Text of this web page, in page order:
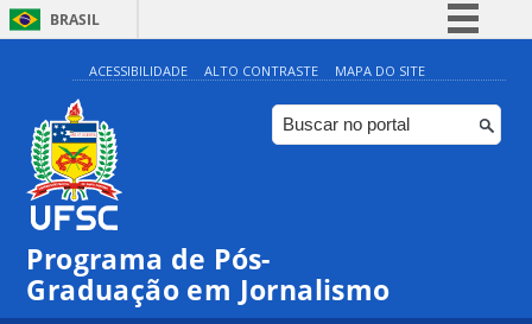
BRASIL
Simplifique!
Comunica BR
Participe
ACESSIBILIDADE ALTO CONTRASTE MAPA DO SITE
Programa de Pós-
Graduação em Jornalismo